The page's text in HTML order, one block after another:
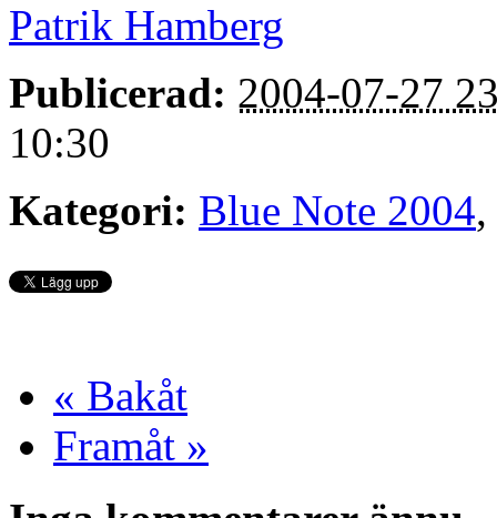
Patrik Hamberg
Publicerad: 2004-07-27
10:30
Kategori: Blue Note 2004,
« Bakåt
Framåt »